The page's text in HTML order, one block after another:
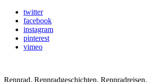
twitter
facebook
instagram
pinterest
vimeo
Rennrad. Rennradgeschichten.